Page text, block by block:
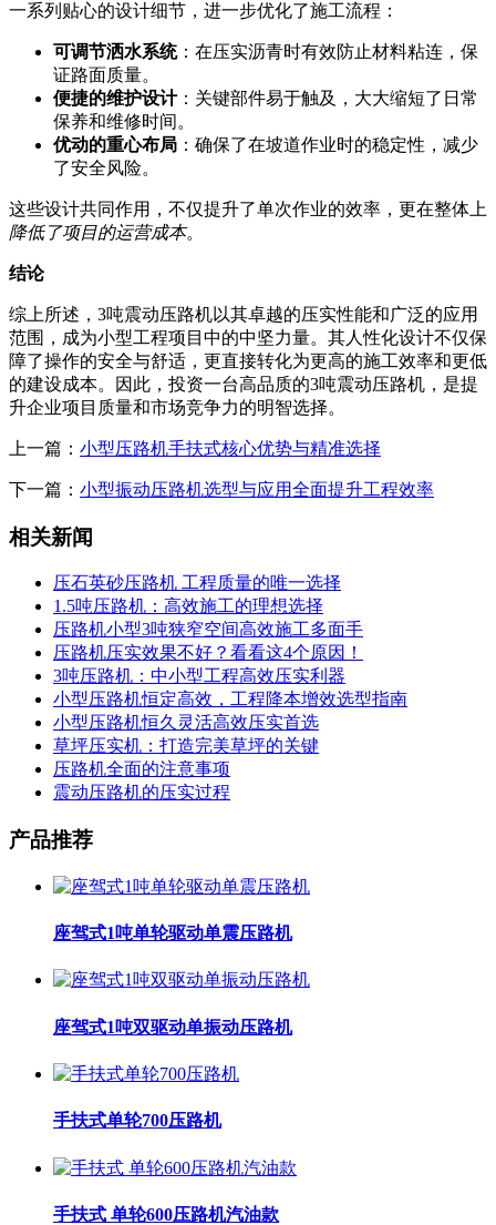
一系列贴心的设计细节，进一步优化了施工流程：
可调节洒水系统：在压实沥青时有效防止材料粘连，保
证路面质量。
便捷的维护设计：关键部件易于触及，大大缩短了日常
保养和维修时间。
优动的重心布局 ：确保了在坡道作业时的稳定性，减少
了安全风险。
这些设计共同作用，不仅提升了单次作业的效率，更在整体上
降低了项目的运营成本。
结论
综上所述，3吨震动压路机以其卓越的压实性能和广泛的应用
范围，成为小型工程项目中的中坚力量。其人性化设计不仅保
障了操作的安全与舒适，更直接转化为更高的施工效率和更低
的建设成本。因此，投资一台高品质的3吨震动压路机，是提
升企业项目质量和市场竞争力的明智选择。
上一篇： 小型压路机手扶式核心优势与精准选择
下一篇： 小型振动压路机选型与应用全面提升工程效率
相关新闻
压石英砂压路机 工程质量的唯一选择
1.5吨压路机：高效施工的理想选择
压路机小型3吨狭窄空间高效施工多面手
压路机压实效果不好？看看这4个原因！
3吨压路机：中小型工程高效压实利器
小型压路机恒定高效，工程降本增效选型指南
小型压路机恒久灵活高效压实首选
草坪压实机：打造完美草坪的关键
压路机全面的注意事项
震动压路机的压实过程
产品推荐
座驾式1吨单轮驱动单震压路机
座驾式1吨双驱动单振动压路机
手扶式单轮700压路机
手扶式 单轮600压路机汽油款